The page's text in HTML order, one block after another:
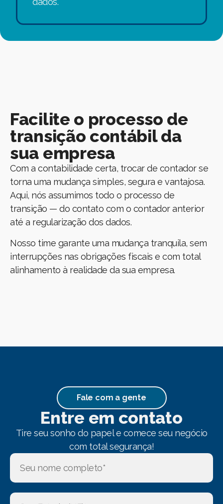
Facilite o processo de
transição contábil da
sua empresa
Com a contabilidade certa, trocar de contador se
torna uma mudança simples, segura e vantajosa.
Aqui, nós assumimos todo o processo de
transição — do contato com o contador anterior
até a regularização dos dados.
Nosso time garante uma mudança tranquila, sem
interrupções nas obrigações fiscais e com total
alinhamento à realidade da sua empresa.
Fale com a gente
Entre em contato​
Tire seu sonho do papel e comece seu negócio
com total segurança!